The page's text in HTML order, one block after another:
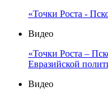
«Точки Роста -
Видео
«Точки Роста –
Евразийской
Видео